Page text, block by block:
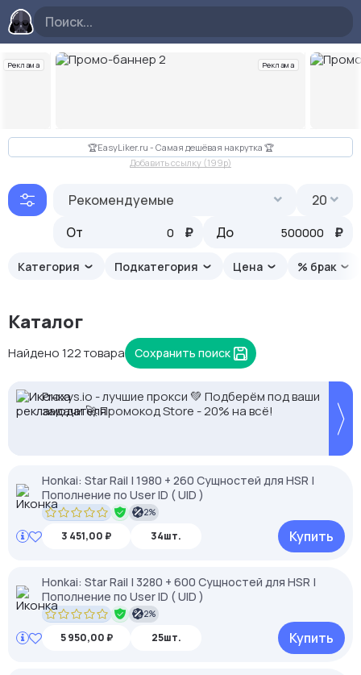
Реклама Реклама
Слайд 2 из 10
🏆EasyLiker.ru - Самая дешёвая накрутка 🏆
Добавить ссылку (199p)
Рекомендуемые
От
₽ До ₽
20
Категория Подкатегория Цена % брак
Каталог
Найдено 122 товара Сохранить поиск
Кешбек до 10% на прокси с NodeMaven.
Используй DRK35 для скидки 35%
2328.io — прием крипто платежей
Proxys.io - лучшие прокси 💚 Подберём под ваши
задачи 🚀 Промокод Store - 20% на всё!
Honkai: Star Rail | 1980 + 260 Сущностей для HSR |
Пополнение по User ID ( UID )
2%
3 451,00 ₽ 34шт. Купить
Honkai: Star Rail | 3280 + 600 Сущностей для HSR |
Пополнение по User ID ( UID )
2%
5 950,00 ₽ 25шт. Купить